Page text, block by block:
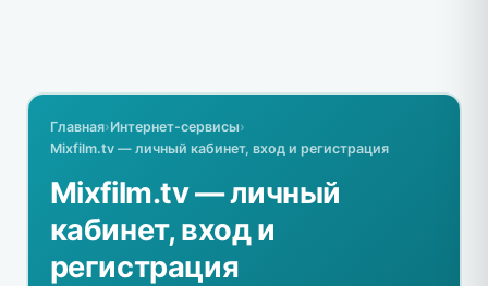
Главная›Интернет-сервисы›
Mixfilm.tv — личный кабинет, вход и регистрация
Mixfilm.tv — личный
кабинет, вход и
регистрация